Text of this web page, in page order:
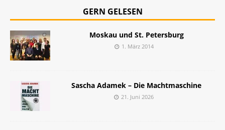
GERN GELESEN
Moskau und St. Petersburg
1. März 2014
Sascha Adamek – Die Machtmaschine
21. Juni 2026